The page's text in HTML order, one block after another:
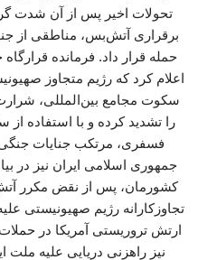
تحولات اخیر پس از آن شدت
برقراری آتش‌بس، مناطقی از
حمله قرار داد. فرمانده
اعلام کرد که رژیم متجاوز
سکوت مجامع بین‌المللی،
را تشدید کرده و با استفاده
فسفری، مرتکب جنایات
جمهوری اسلامی ایران نیز در
تجاوزکارانه رژیم صهیونیستی
ارتش تروریستی آمریکا در
نیز راهزنی دریایی علیه